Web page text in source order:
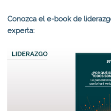
Conozca el e-book de
experta: